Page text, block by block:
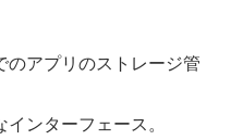
アプリのストレージ管
ンターフェース。